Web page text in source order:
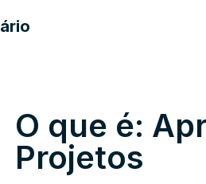
O que é:
Projetos